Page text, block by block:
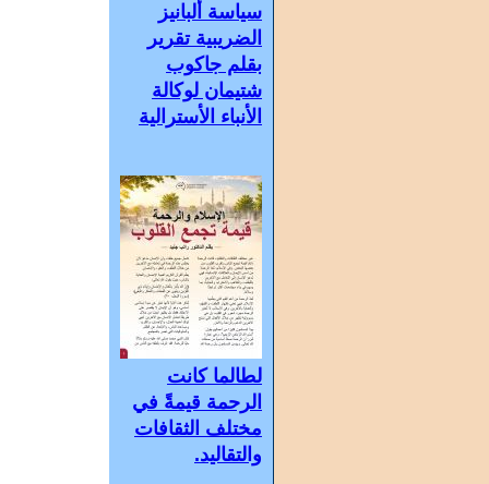
سياسة ألبانيز
الضريبية تقرير
بقلم جاكوب
شتيمان لوكالة
الأنباء الأسترالية
لطالما كانت
الرحمة قيمةً في
مختلف الثقافات
والتقاليد.